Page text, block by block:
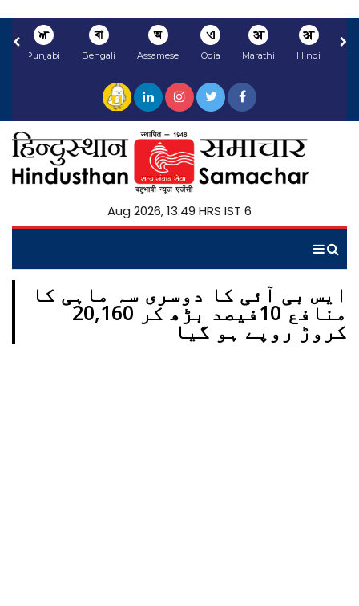
अ
Hindi
अ
Marathi
ଏ
Odia
অ
Assamese
বা
Bengali
ਅ
Punjabi
6 Aug 2026, 13:49 HRS IST
ایس بی آئی کا دوسری سہ ماہی کا
منافع 10فیصد بڑھ کر 20,160
کروڑ روپے ہو گیا